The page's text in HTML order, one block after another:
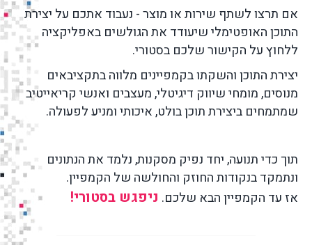
אם תרצו לשתף שירות או מוצר - נעבוד אתכם על יצירת
התוכן האופטימלי שיעודד את הגולשים באפליקציה
ללחוץ על הקישור שלכם בסטורי.
יצירת התוכן והשקתו בקמפיינים מלווה בתקציבאים
מנוסים, מומחי שיווק דיגיטלי, מעצבים ואנשי קריאייטיב
שמתמחים ביצירת תוכן בולט, איכותי ומניע לפעולה.
תוך כדי תנועה, יחד נפיק מסקנות, נלמד את הנתונים
ונתמקד בנקודות החוזק והחולשה של הקמפיין.
אז עד הקמפיין הבא שלכם. ניפגש בסטורי!